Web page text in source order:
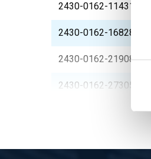
2430-0162-1143150
2430-0162-16828150
2430-0162-21908150
2430-0162-27305150
2430-0162-32385150